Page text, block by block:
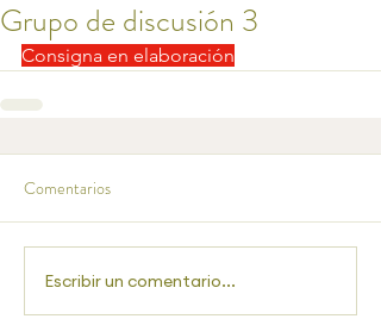
Grupo de discusión 3
Consigna en elaboración
Comentarios
Escribir un comentario...